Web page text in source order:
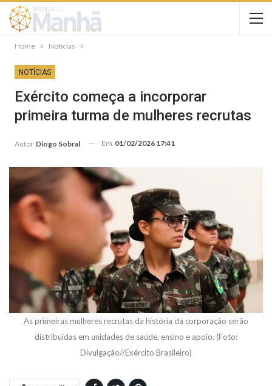
Home Notícias
NOTÍCIAS
Exército começa a incorporar
primeira turma de mulheres recrutas
Autor Diogo Sobral Em 01/02/2026 17:41
As primeiras mulheres recrutas da história da corporação serão
distribuídas em unidades de saúde, ensino e apoio. (Foto:
Divulgação//Exército Brasileiro)